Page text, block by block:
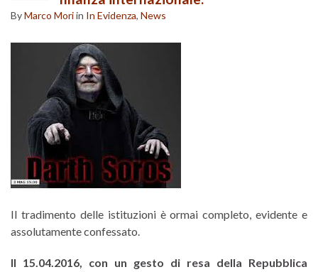
ByMarco Moriin In Evidenza, News
Il tradimento delle istituzioni è ormai completo, evidente e
assolutamente confessato.
Il 15.04.2016, con un gesto di resa della Repubblica